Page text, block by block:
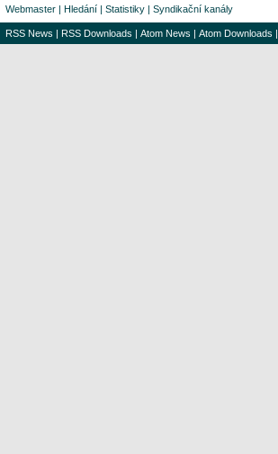
Webmaster | Hledání | Statistiky | Syndikační kanály
RSS News | RSS Downloads | Atom News | Atom Downloads |